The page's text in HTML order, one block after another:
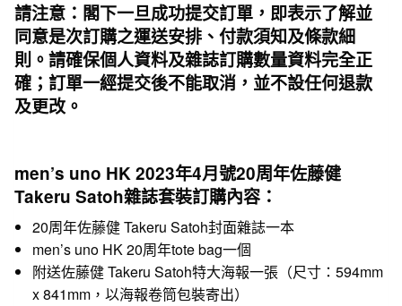
請注意：閣下一旦成功提交訂單，即表示了解並
同意是次訂購之運送安排、付款須知及條款細
則。請確保個人資料及雜誌訂購數量資料完全正
確；訂單一經提交後不能取消，並不設任何退款
及更改。
men’s uno HK 2023年4月號20周年佐藤健
Takeru Satoh雜誌套裝訂購內容：
20周年佐藤健 Takeru Satoh封面雜誌一本
men’s uno HK 20周年tote bag一個
附送佐藤健 Takeru Satoh特大海報一張（尺寸：594mm
x 841mm，以海報卷筒包裝寄出）